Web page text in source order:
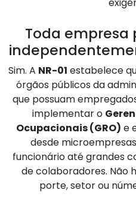
Toda empresa
Sim. A NR-01 estabelece
órgãos públicos da
que possuam
implementar o
Ocupacionais (GRO) e
desde
funcionário até grandes
de colaboradores. Não
porte, setor ou